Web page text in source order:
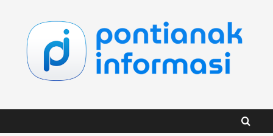
content